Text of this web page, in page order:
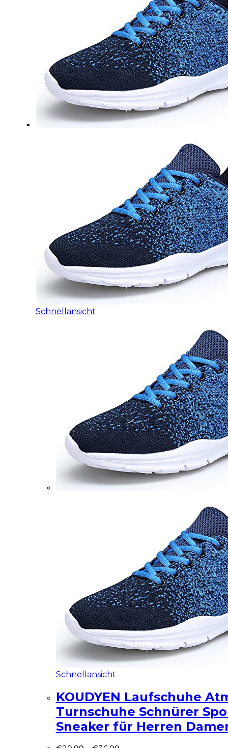
Schnellansicht
Schnellansicht
KOUDYEN Laufschuhe
Turnschuhe Schnürer
Sneaker für Herren